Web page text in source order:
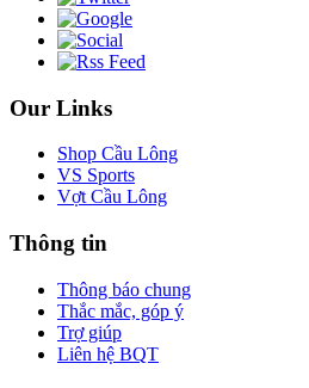
Our Links
Shop Cầu Lông
VS Sports
Vợt Cầu Lông
Thông tin
Thông báo chung
Thắc mắc, góp ý
Trợ giúp
Liên hệ BQT